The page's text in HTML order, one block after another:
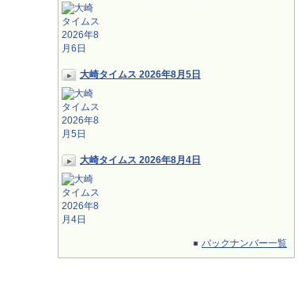
大崎タイムス 2026年8月5日
大崎タイムス 2026年8月4日
バックナンバー一覧